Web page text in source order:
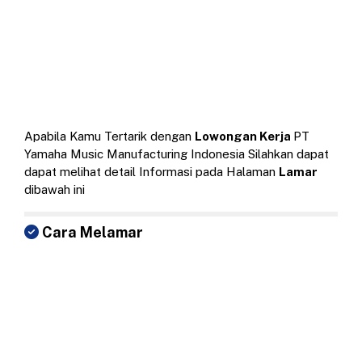
Apabila Kamu Tertarik dengan Lowongan Kerja PT
Yamaha Music Manufacturing Indonesia Silahkan dapat
dapat melihat detail Informasi pada Halaman Lamar
dibawah ini
Cara Melamar